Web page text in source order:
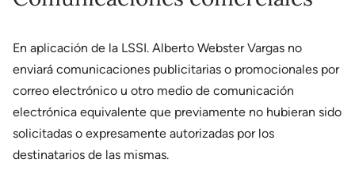
En aplicación de la LSSI. Alberto Webster Vargas no
enviará comunicaciones publicitarias o promocionales por
correo electrónico u otro medio de comunicación
electrónica equivalente que previamente no hubieran sido
solicitadas o expresamente autorizadas por los
destinatarios de las mismas.